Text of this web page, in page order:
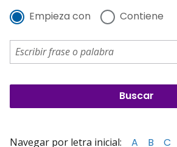
Empieza con Contiene
Navegar por letra inicial: A B C